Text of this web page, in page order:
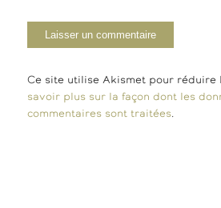
Ce site utilise Akismet pour réduire
savoir plus sur la façon dont les
commentaires sont traitées.